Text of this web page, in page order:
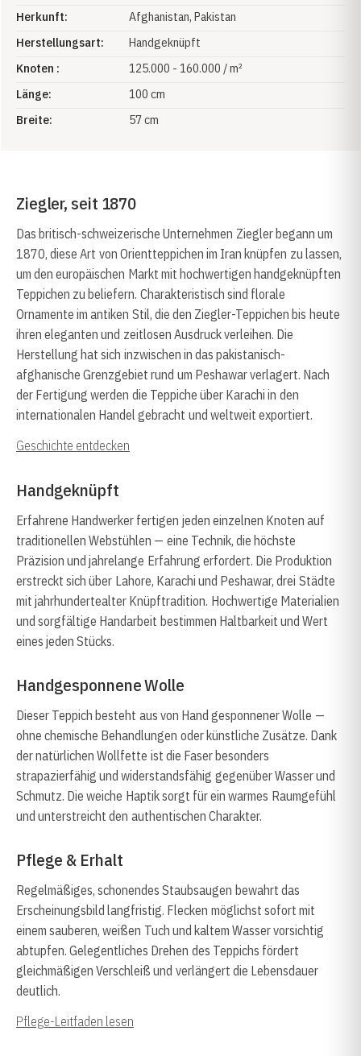
Herkunft:
Afghanistan, Pakistan
Herstellungsart:
Handgeknüpft
Knoten :
125.000 - 160.000 / m²
Länge:
100 cm
Breite:
57 cm
Ziegler, seit 1870
Das britisch-schweizerische Unternehmen Ziegler begann um
1870, diese Art von Orientteppichen im Iran knüpfen zu lassen,
um den europäischen Markt mit hochwertigen handgeknüpften
Teppichen zu beliefern. Charakteristisch sind florale
Ornamente im antiken Stil, die den Ziegler-Teppichen bis heute
ihren eleganten und zeitlosen Ausdruck verleihen. Die
Herstellung hat sich inzwischen in das pakistanisch-
afghanische Grenzgebiet rund um Peshawar verlagert. Nach
der Fertigung werden die Teppiche über Karachi in den
internationalen Handel gebracht und weltweit exportiert.
Geschichte entdecken
Handgeknüpft
Erfahrene Handwerker fertigen jeden einzelnen Knoten auf
traditionellen Webstühlen — eine Technik, die höchste
Präzision und jahrelange Erfahrung erfordert. Die Produktion
erstreckt sich über Lahore, Karachi und Peshawar, drei Städte
mit jahrhundertealter Knüpftradition. Hochwertige Materialien
und sorgfältige Handarbeit bestimmen Haltbarkeit und Wert
eines jeden Stücks.
Handgesponnene Wolle
Dieser Teppich besteht aus von Hand gesponnener Wolle —
ohne chemische Behandlungen oder künstliche Zusätze. Dank
der natürlichen Wollfette ist die Faser besonders
strapazierfähig und widerstandsfähig gegenüber Wasser und
Schmutz. Die weiche Haptik sorgt für ein warmes Raumgefühl
und unterstreicht den authentischen Charakter.
Pflege & Erhalt
Regelmäßiges, schonendes Staubsaugen bewahrt das
Erscheinungsbild langfristig. Flecken möglichst sofort mit
einem sauberen, weißen Tuch und kaltem Wasser vorsichtig
abtupfen. Gelegentliches Drehen des Teppichs fördert
gleichmäßigen Verschleiß und verlängert die Lebensdauer
deutlich.
Pflege-Leitfaden lesen